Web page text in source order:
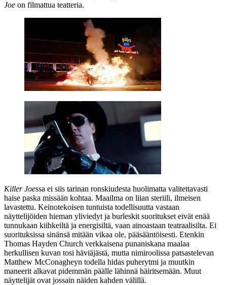
Joe on filmattua teatteria.
Killer Joessa ei siis tarinan ronskiudesta huolimatta valitettavasti
haise paska missään kohtaa. Maailma on liian steriili, ilmeisen
lavastettu. Keinotekoisen tuntuista todellisuutta vastaan
näyttelijöiden hieman yliviedyt ja burleskit suoritukset eivät enää
tunnukaan kiihkeiltä ja energisiltä, vaan ainoastaan teatraalisilta. Ei
suorituksissa sinänsä mitään vikaa ole, pääsääntöisesti. Etenkin
Thomas Hayden Church verkkaisena punaniskana maalaa
herkullisen kuvan tosi häviäjästä, mutta nimiroolissa patsastelevan
Matthew McConagheyn todella hidas puherytmi ja muutkin
maneerit alkavat pidemmän päälle lähinnä häiritsemään. Muut
näyttelijät ovat jossain näiden kahden välillä.